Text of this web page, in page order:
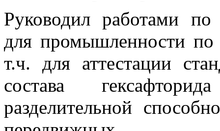
Руководил работами по
для промышленности по
т.ч. для аттестации
состава
разделительной